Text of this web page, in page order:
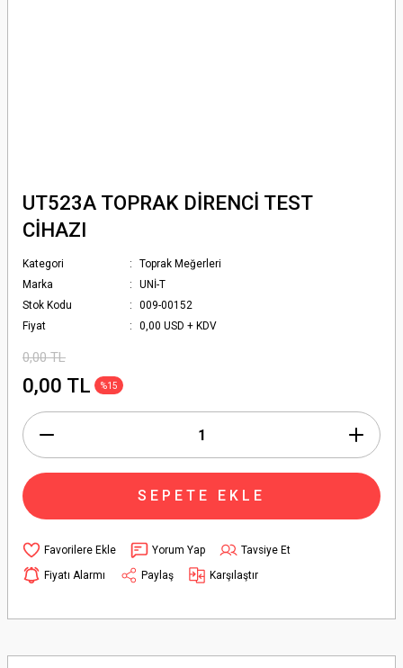
UT523A TOPRAK DİRENCİ TEST
CİHAZI
Kategori
Toprak Meğerleri
Marka
UNİ-T
Stok Kodu
009-00152
Fiyat
0,00 USD + KDV
0,00 TL
0,00 TL %15
SEPETE EKLE
Yorum Yap
Tavsiye Et
Fiyatı Alarmı
Paylaş Karşılaştır